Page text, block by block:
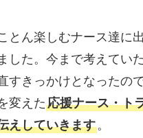
とん楽しむナース達に出
した。今まで考えてい
すきっかけとなったの
変えた応援ナース・ト
えしていきます。